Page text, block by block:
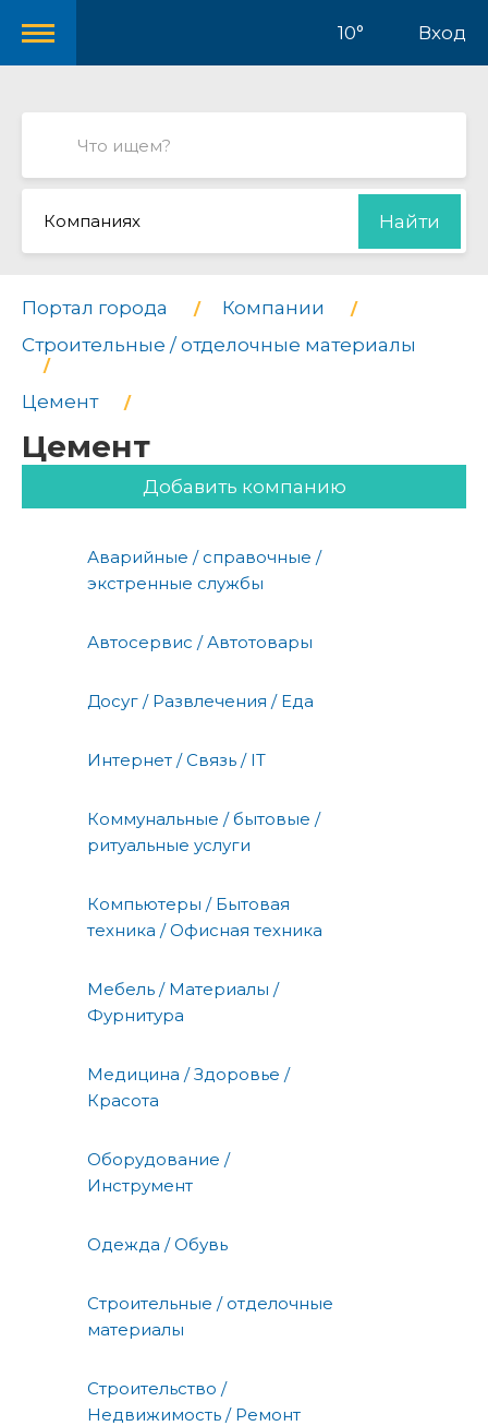
10° Вход
Компаниях Найти
Портал города
Компании
Строительные / отделочные материалы
Цемент
Цемент
Добавить компанию
Аварийные / справочные /
экстренные службы
Автосервис / Автотовары
Досуг / Развлечения / Еда
Интернет / Связь / IT
Коммунальные / бытовые /
ритуальные услуги
Компьютеры / Бытовая
техника / Офисная техника
Мебель / Материалы /
Фурнитура
Медицина / Здоровье /
Красота
Оборудование /
Инструмент
Одежда / Обувь
Строительные / отделочные
материалы
Строительство /
Недвижимость / Ремонт